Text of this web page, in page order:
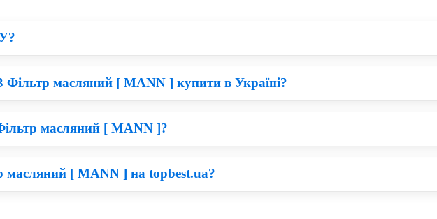
дорожчі ніж відновлені запчастини для сільськогосподарської техніки, тому все
встановити нові запчастини MANN, Ви зможете бути впевнені, що прослужать вони
Фільтр масляний [ MANN ] купити в Україні?
Фільтр MANN потрібно розуміти, що дешеві деталі для техніки володіють меншим
співвідношенні ціни та якості можна придбати запчастини для Perkins по ціни в два
масляний [ MANN ]?
на Perkins, на перший погляд, придбати Фільтр MANN по вигідній ціні складно.
ринку.
масляний [ MANN ] на topbest.ua?